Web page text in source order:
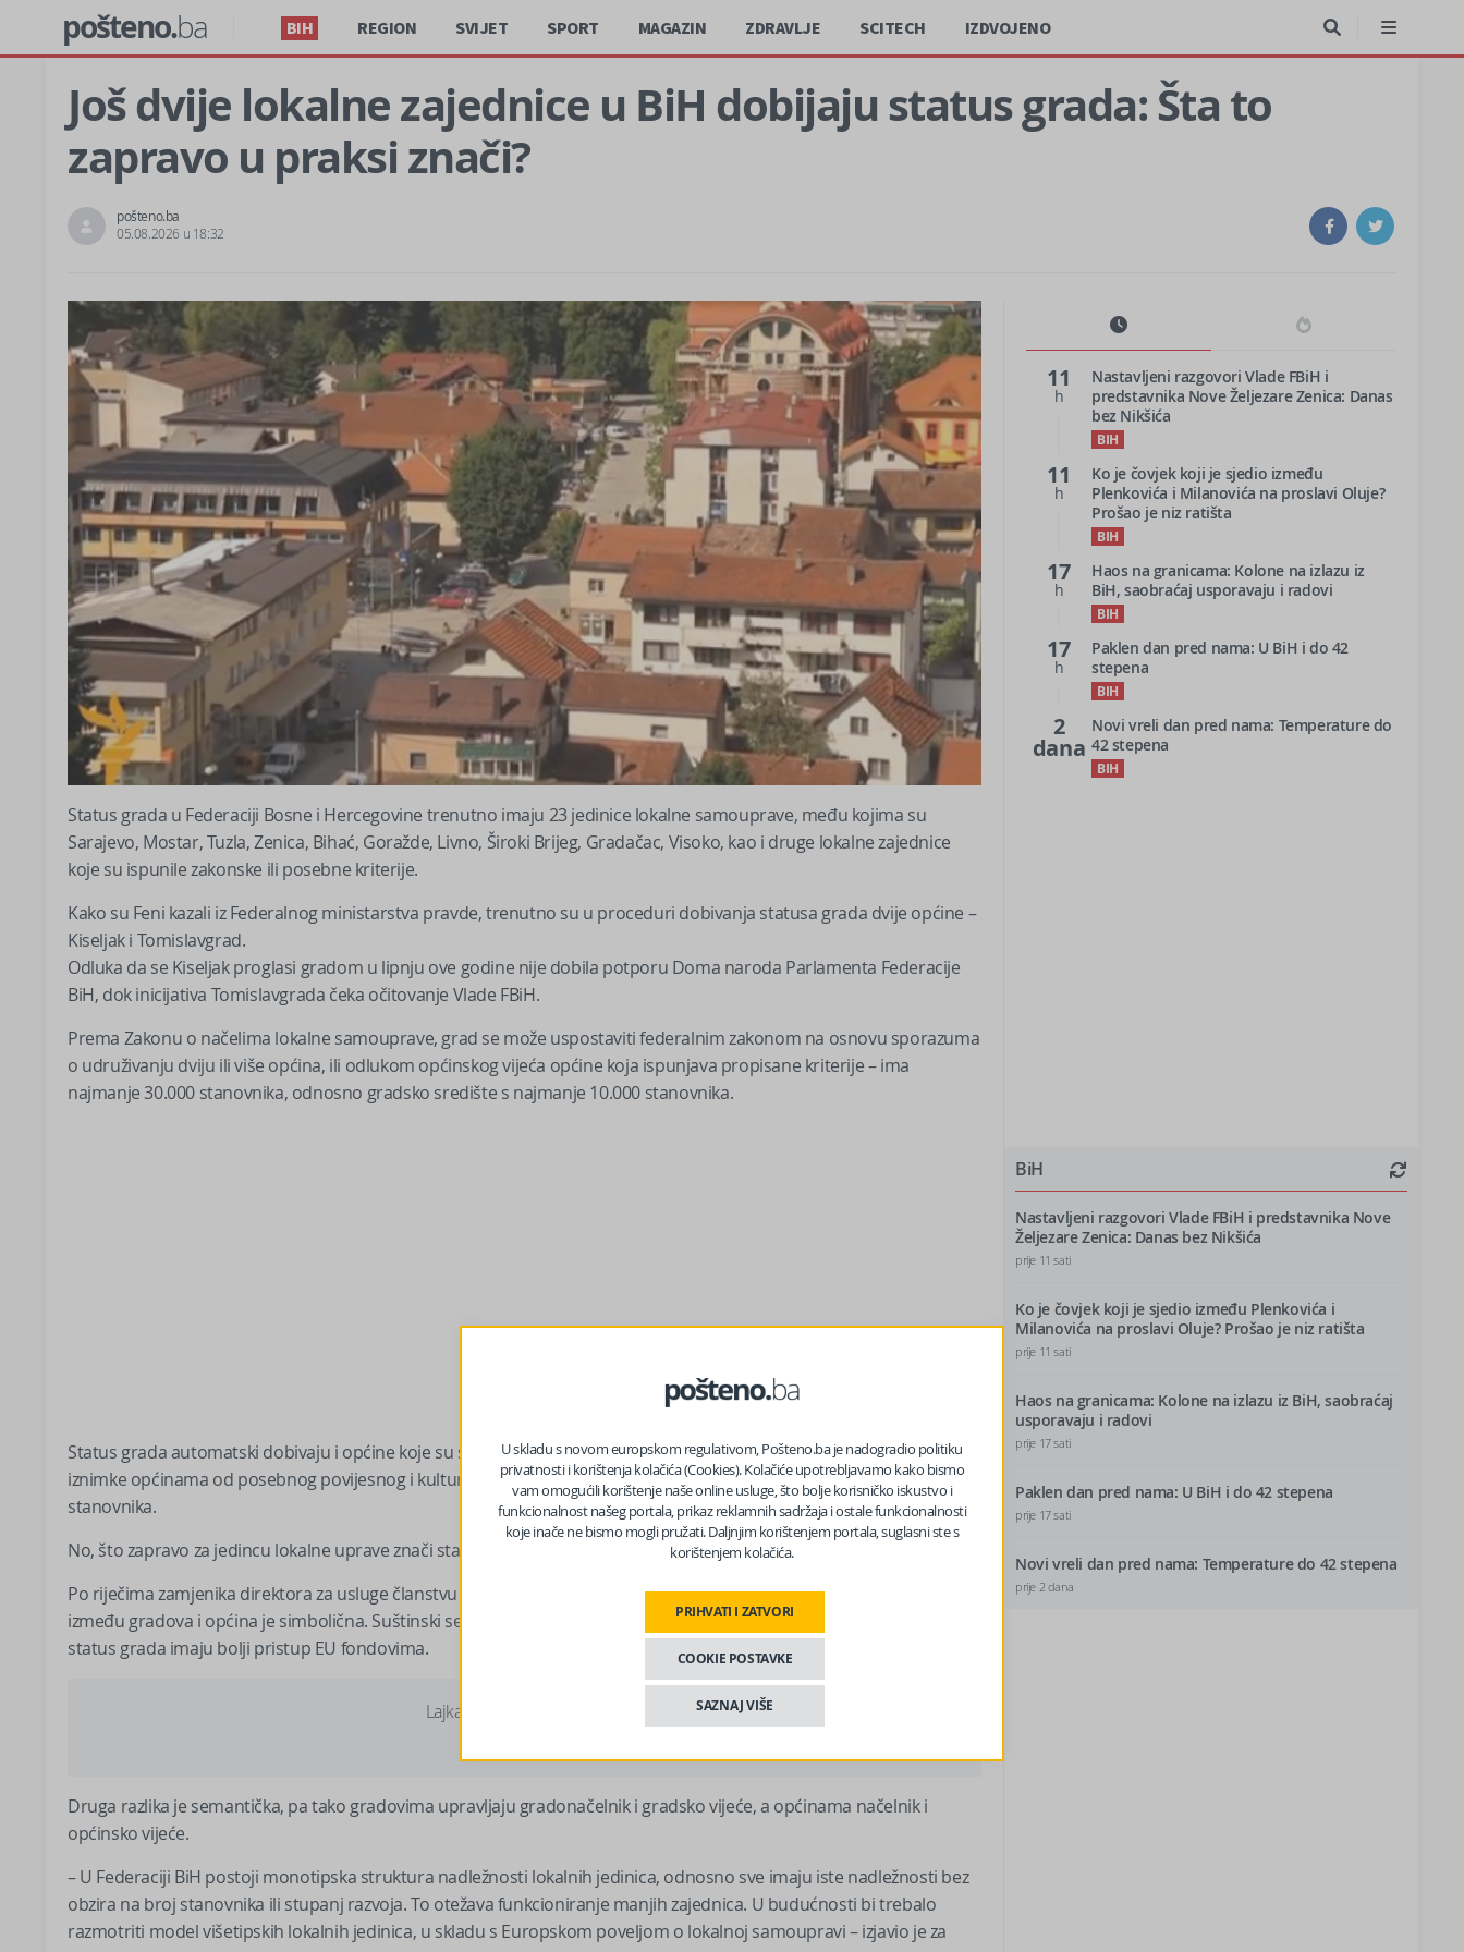
pošteno.ba BIH REGION SVIJET SPORT MAGAZIN ZDRAVLJE SCITECH IZDVOJENO
Još dvije lokalne zajednice u BiH dobijaju status grada: Šta to
zapravo u praksi znači?
pošteno.ba
05.08.2026 u 18:32
Status grada u Federaciji Bosne i Hercegovine trenutno imaju 23 jedinice lokalne samouprave, među kojima su
Sarajevo, Mostar, Tuzla, Zenica, Bihać, Goražde, Livno, Široki Brijeg, Gradačac, Visoko, kao i druge lokalne zajednice
koje su ispunile zakonske ili posebne kriterije.
Kako su Feni kazali iz Federalnog ministarstva pravde, trenutno su u proceduri dobivanja statusa grada dvije općine –
Kiseljak i Tomislavgrad.
Odluka da se Kiseljak proglasi gradom u lipnju ove godine nije dobila potporu Doma naroda Parlamenta Federacije
BiH, dok inicijativa Tomislavgrada čeka očitovanje Vlade FBiH.
Prema Zakonu o načelima lokalne samouprave, grad se može uspostaviti federalnim zakonom na osnovu sporazuma
o udruživanju dviju ili više općina, ili odlukom općinskog vijeća općine koja ispunjava propisane kriterije – ima
najmanje 30.000 stanovnika, odnosno gradsko središte s najmanje 10.000 stanovnika.
Status grada automatski dobivaju i općine koje su sjedišta kantona, bez obzira na broj stanovnika, a zakon priznaje i
iznimke općinama od posebnog povijesnog i kulturnog značaja koje ne ispunjavaju uvjete o minimalnom broju
stanovnika.
No, što zapravo za jedincu lokalne uprave znači status grada?
Po riječima zamjenika direktora za usluge članstvu Saveza općina i gradova FBiH Amir Kupusija, u praksi razlika
između gradova i općina je simbolična. Suštinski se ne mijenja ništa, osim što jedinica lokalna samouprave koje imaju
status grada imaju bolji pristup EU fondovima.
Lajkajte nas na Facebooku?
Druga razlika je semantička, pa tako gradovima upravljaju gradonačelnik i gradsko vijeće, a općinama načelnik i
općinsko vijeće.
– U Federaciji BiH postoji monotipska struktura nadležnosti lokalnih jedinica, odnosno sve imaju iste nadležnosti bez
obzira na broj stanovnika ili stupanj razvoja. To otežava funkcioniranje manjih zajednica. U budućnosti bi trebalo
razmotriti model višetipskih lokalnih jedinica, u skladu s Europskom poveljom o lokalnoj samoupravi – izjavio je za
11
h
Nastavljeni razgovori Vlade FBiH i
predstavnika Nove Željezare Zenica: Danas
bez Nikšića
BIH
11
h
Ko je čovjek koji je sjedio između
Plenkovića i Milanovića na proslavi Oluje?
Prošao je niz ratišta
BIH
17
h
Haos na granicama: Kolone na izlazu iz
BiH, saobraćaj usporavaju i radovi
BIH
17
h
Paklen dan pred nama: U BiH i do 42
stepena
BIH
2
dana
Novi vreli dan pred nama: Temperature do
42 stepena
BIH
BiH
Nastavljeni razgovori Vlade FBiH i predstavnika Nove
Željezare Zenica: Danas bez Nikšića
prije 11 sati
Ko je čovjek koji je sjedio između Plenkovića i
Milanovića na proslavi Oluje? Prošao je niz ratišta
prije 11 sati
Haos na granicama: Kolone na izlazu iz BiH, saobraćaj
usporavaju i radovi
prije 17 sati
Paklen dan pred nama: U BiH i do 42 stepena
prije 17 sati
Novi vreli dan pred nama: Temperature do 42 stepena
prije 2 dana
U skladu s novom europskom regulativom, Pošteno.ba je nadogradio politiku
privatnosti i korištenja kolačića (Cookies). Kolačiće upotrebljavamo kako bismo
vam omogućili korištenje naše online usluge, što bolje korisničko iskustvo i
funkcionalnost našeg portala, prikaz reklamnih sadržaja i ostale funkcionalnosti
koje inače ne bismo mogli pružati. Daljnjim korištenjem portala, suglasni ste s
korištenjem kolačića.
PRIHVATI I ZATVORI
COOKIE POSTAVKE
SAZNAJ VIŠE